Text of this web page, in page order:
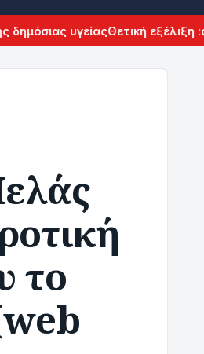
υγείαςΘετική εξέλιξη
το